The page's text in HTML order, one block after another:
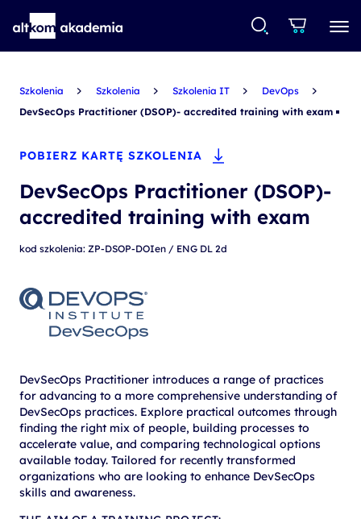
Szkolenia Szkolenia Szkolenia IT
DevOps
DevSecOps Practitioner (DSOP)- accredited training with exam
POBIERZ KARTĘ SZKOLENIA
DevSecOps Practitioner (DSOP)-
accredited training with exam
kod szkolenia: ZP-DSOP-DOIen / ENG DL 2d
DevSecOps Practitioner introduces a range of practices
for advancing to a more comprehensive understanding of
DevSecOps practices. Explore practical outcomes through
finding the right mix of people, building processes to
accelerate value, and comparing technological options
available today. Tailored for recently transformed
organizations who are looking to enhance DevSecOps
skills and awareness.